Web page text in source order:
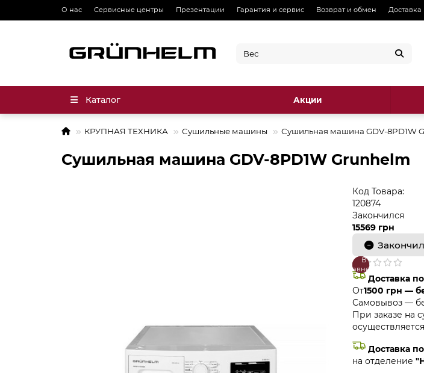
О нас Сервисные центры Презентации Гарантия и сервис Возврат и обмен Доставка
Каталог Акции
КРУПНАЯ ТЕХНИКА Сушильные машины Сушильная машина GDV-8PD1W
Сушильная машина GDV-8PD1W Grunhelm
Код Товара:
120874
Закончился
15569 грн
В
закладки
В
сравнение
Доставка
От1500 грн —
Самовывоз —
При заказе на
Доставка
на отделение